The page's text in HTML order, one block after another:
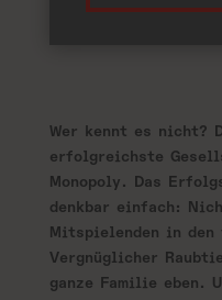
Wer kennt es nicht?
erfolgreichste
Monopoly. Das
denkbar einfach:
Mitspielenden in
Vergnüglicher
ganze Familie eben.